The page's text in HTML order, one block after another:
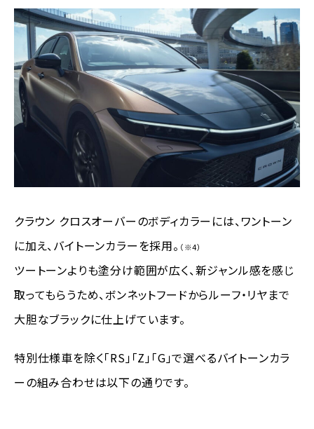
クラウン クロスオーバーのボディカラーには、ワントーン
に加え、バイトーンカラーを採用。 （※4）
ツートーンよりも塗分け範囲が広く、新ジャンル感を感じ
取ってもらうため、ボンネットフードからルーフ・リヤまで
大胆なブラックに仕上げています。
特別仕様車を除く「RS」「Z」「G」で選べるバイトーンカラ
ーの組み合わせは以下の通りです。